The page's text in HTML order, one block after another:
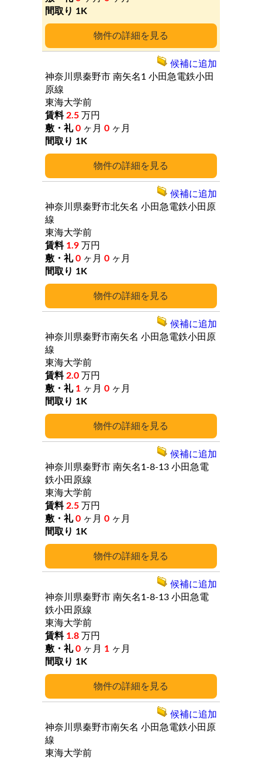
詳細
1K
詳細
神奈川県秦野市 南矢名1 小田急電鉄小田
原線
東海大学前
2.5 万円
0 ヶ月 0 ヶ月
1K
候補に追加
詳細
神奈川県秦野市北矢名 小田急電鉄小田原
線
東海大学前
1.9 万円
0 ヶ月 0 ヶ月
1K
候補に追加
詳細
神奈川県秦野市南矢名 小田急電鉄小田原
線
東海大学前
2.0 万円
1 ヶ月 0 ヶ月
1K
候補に追加
詳細
神奈川県秦野市 南矢名1-8-13 小田急電
鉄小田原線
東海大学前
2.5 万円
0 ヶ月 0 ヶ月
1K
候補に追加
詳細
神奈川県秦野市 南矢名1-8-13 小田急電
鉄小田原線
東海大学前
1.8 万円
0 ヶ月 1 ヶ月
1K
候補に追加
神奈川県秦野市南矢名 小田急電鉄小田原
線
東海大学前
候補に追加